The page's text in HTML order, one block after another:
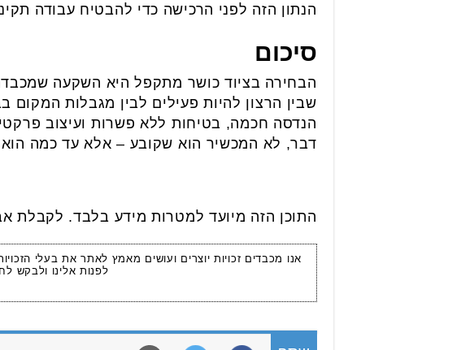
הנתון הזה לפני הרכישה כדי להבטיח עבודה
סיכום
הבחירה בציוד כושר מתקפל היא השקעה
שבין הרצון להיות פעילים לבין מגבלות
הנדסה חכמה, בטיחות ללא פשרות ועיצוב
דבר, לא המכשיר הוא שקובע – אלא עד כמה
התוכן הזה מיועד למטרות מידע בלבד. לקבלת
אנו מכבדים זכויות יוצרים ועושים מאמץ לאתר את בעלי
לפנות אלינו ולבקש